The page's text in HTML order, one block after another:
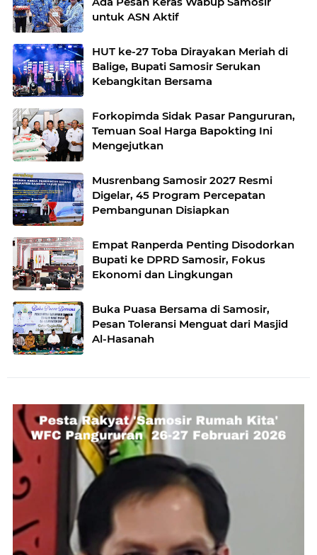
untuk ASN Aktif
HUT ke-27 Toba Dirayakan Meriah di
Balige, Bupati Samosir Serukan
Kebangkitan Bersama
Forkopimda Sidak Pasar Pangururan,
Temuan Soal Harga Bapokting Ini
Mengejutkan
Musrenbang Samosir 2027 Resmi
Digelar, 45 Program Percepatan
Pembangunan Disiapkan
Empat Ranperda Penting Disodorkan
Bupati ke DPRD Samosir, Fokus
Ekonomi dan Lingkungan
Buka Puasa Bersama di Samosir,
Pesan Toleransi Menguat dari Masjid
Al-Hasanah